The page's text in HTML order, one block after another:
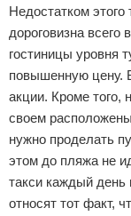
Недостатком этого
дороговизна
гостиницы уровня
повышенную цену.
акции. Кроме того,
своем
нужно проделать
этом до пляжа не
такси каждый день
относят тот факт,